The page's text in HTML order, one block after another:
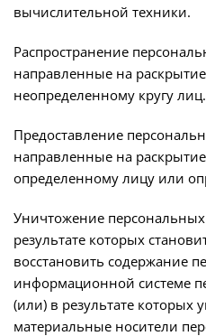
вычислительной техники.
Распространение
направленные на
неопределенному кругу лиц.
Предоставление
направленные на
определенному лицу или
Уничтожение
результате которых
восстановить содержание
информационной системе
(или) в результате которых
материальные носители